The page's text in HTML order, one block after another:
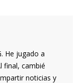
He jugado a
final, cambié
noticias y